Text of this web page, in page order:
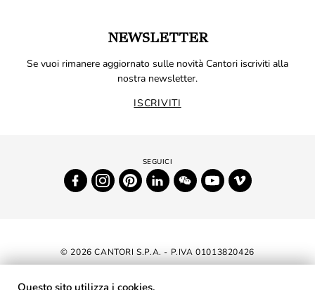
NEWSLETTER
Se vuoi rimanere aggiornato sulle novità Cantori iscriviti alla
nostra newsletter.
ISCRIVITI
© 2026 CANTORI S.P.A. - P.IVA 01013820426
DICHIARAZIONE DI ACCESSIBILITÀ
Questo sito utilizza i cookies.